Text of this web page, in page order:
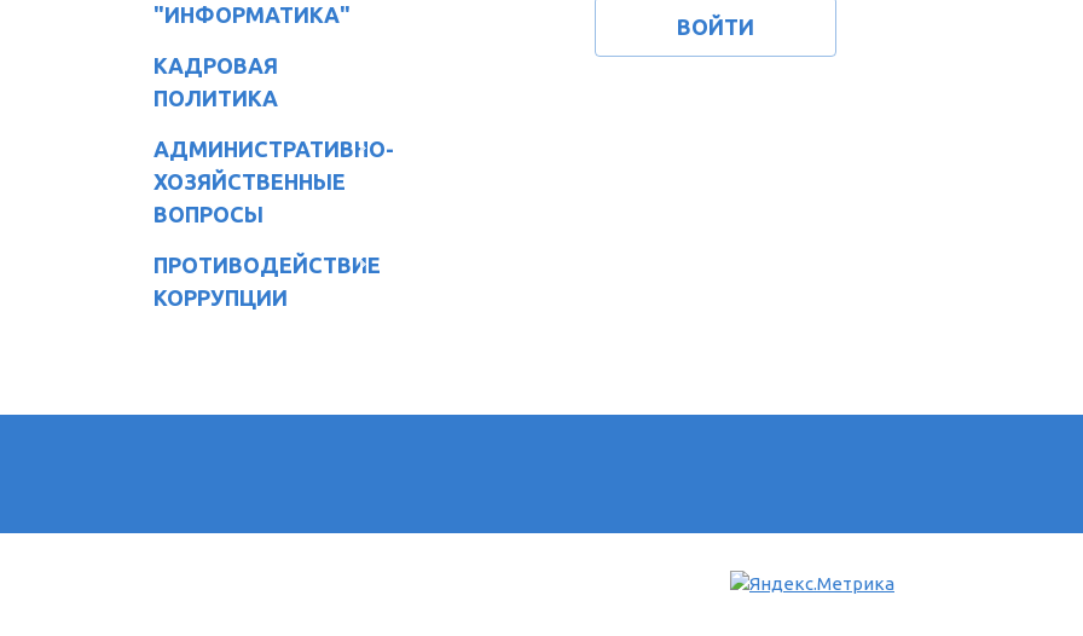
"ИНФОРМАТИКА"
КАДРОВАЯ
ПОЛИТИКА
АДМИНИСТРАТИВНО-
ХОЗЯЙСТВЕННЫЕ
ВОПРОСЫ
ПРОТИВОДЕЙСТВИЕ
КОРРУПЦИИ